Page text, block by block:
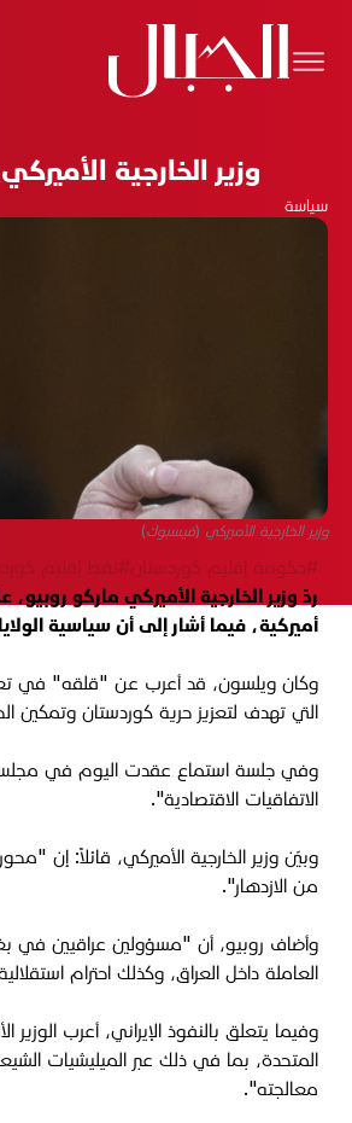
وزير الخارجية
سياسة
وزير الخارجية الأميركي (فيسبوك)
#حكومة إقليم كوردستان#نفط إقليم
ردّ وزير الخارجية الأميركي ماركو
أميركية، فيما أشار إلى أن سياسية
وكان ويلسون، قد أعرب عن "قلقه" في
التي تهدف لتعزيز حرية كوردستان
وفي جلسة استماع عقدت اليوم في مجلس
الاتفاقيات الاقتصادية".
وبيّن وزير الخارجية الأميركي، قائلاً:
من الازدهار".
وأضاف روبيو، أن "مسؤولين عراقيين في
العاملة داخل العراق، وكذلك احترام
وفيما يتعلق بالنفوذ الإيراني، أعرب
المتحدة، بما في ذلك عبر الميليشيات
معالجته".